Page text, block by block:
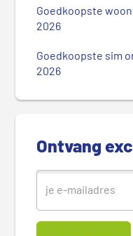
d
Goedkoopste
2026
Goedkoopste sim
2026
Ontvang